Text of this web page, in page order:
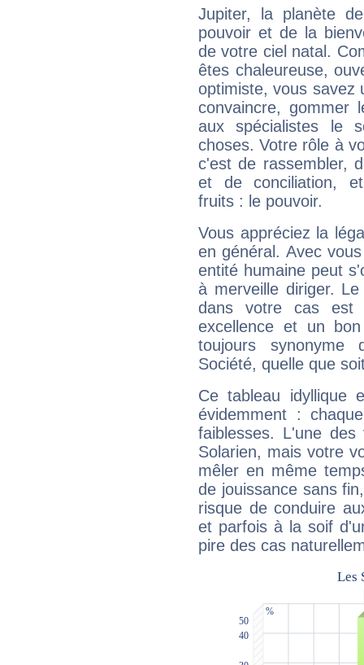
Jupiter, la planète
pouvoir et de la
de votre ciel natal.
êtes chaleureuse,
optimiste, vous savez
convaincre, gommer
aux spécialistes le
choses. Votre rôle à
c'est de rassembler,
et de conciliation,
fruits : le pouvoir.
Vous appréciez la
en général. Avec
entité humaine peut
à merveille diriger.
dans votre cas est
excellence et un
toujours synonyme
Société, quelle que
Ce tableau idyllique
évidemment :
faiblesses. L'une
Solarien, mais votre
mêler en même
de jouissance sans
risque de conduire
et parfois à la soif
pire des cas